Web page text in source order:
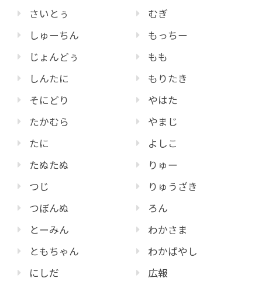
さいとぅ
しゅーちん
じょんどぅ
しんたに
そにどり
たかむら
たに
たぬたぬ
つじ
つぼんぬ
とーみん
ともちゃん
にしだ
むぎ
もっちー
もも
もりたき
やはた
やまじ
よしこ
りゅー
りゅうざき
ろん
わかさま
わかばやし
広報